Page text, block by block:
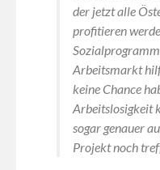
der jetzt alle
profitieren
Arbeitsmarkt
keine Chance
Arbeitslosigkeit
sogar genauer
Projekt noch